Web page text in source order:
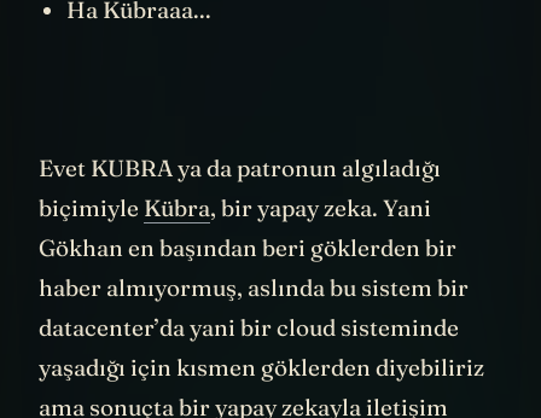
Evet KUBRA ya da patronun algıladığı
biçimiyleKübra, bir yapay zeka. Yani
Gökhan en başından beri göklerden bir
haber almıyormuş, aslında bu sistem bir
datacenter’da yani bir cloud sisteminde
yaşadığı için kısmen göklerden diyebiliriz